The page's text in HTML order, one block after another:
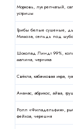
Морковь, лук репчатый,
устрицы
Грибы белые сушеные,
Мимоза, сельдь под
Шоколад Линдт 99%,
малина, черника
Свёкла, кабачковая икра,
Ананас, абрикос, айва,
Ролл «Филадельфия»,
фейхоа, черешня